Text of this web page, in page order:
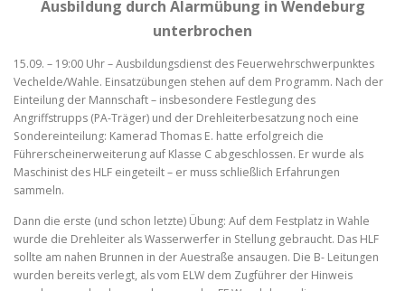
Ausbildung durch Alarmübung in Wendeburg
unterbrochen
15.09. – 19:00 Uhr – Ausbildungsdienst des Feuerwehrschwerpunktes
Vechelde/Wahle. Einsatzübungen stehen auf dem Programm. Nach der
Einteilung der Mannschaft – insbesondere Festlegung des
Angriffstrupps (PA-Träger) und der Drehleiterbesatzung noch eine
Sondereinteilung: Kamerad Thomas E. hatte erfolgreich die
Führerscheinerweiterung auf Klasse C abgeschlossen. Er wurde als
Maschinist des HLF eingeteilt – er muss schließlich Erfahrungen
sammeln.
Dann die erste (und schon letzte) Übung: Auf dem Festplatz in Wahle
wurde die Drehleiter als Wasserwerfer in Stellung gebraucht. Das HLF
sollte am nahen Brunnen in der Auestraße ansaugen. Die B- Leitungen
wurden bereits verlegt, als vom ELW dem Zugführer der Hinweis